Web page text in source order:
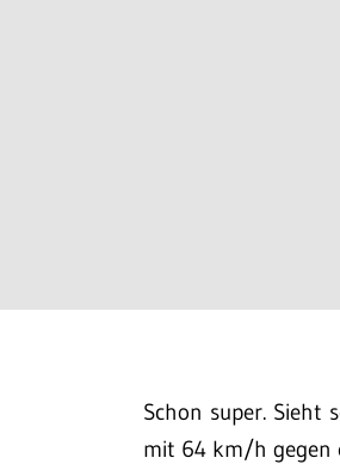
Schon super. Sieht
mit 64 km/h gegen